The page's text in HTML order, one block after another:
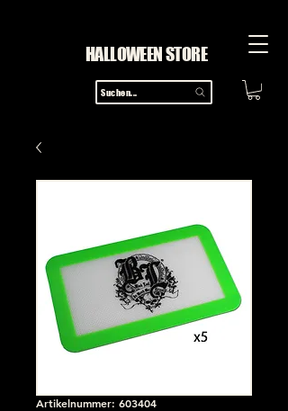
HALLOWEEN STORE
Suchen...
Artikelnummer: 603404